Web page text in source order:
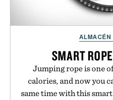
ALMACÉN
SMART
Jumping rope is one
calories, and now you
same time with this